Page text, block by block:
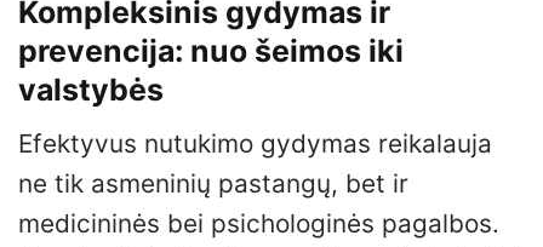
Kompleksinis gydymas ir
prevencija: nuo šeimos iki
valstybės
Efektyvus nutukimo gydymas reikalauja
ne tik asmeninių pastangų, bet ir
medicininės bei psichologinės pagalbos.